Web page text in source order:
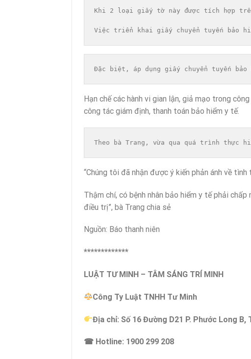
Khi 2 loại giấy tờ này được tích hợp trên
Việc triển khai giấy chuyển tuyến bảo
Đặc biệt, áp dụng giấy chuyển tuyến
Hạn chế các hành vi gian lận, giả mạo trong
công tác giám định, thanh toán bảo hiểm y tế.
Theo bà Trang, vừa qua quá trình thực
“Chúng tôi đã nhận được ý kiến phản ánh về tình
Thậm chí, có bệnh nhân bảo hiểm y tế phải
điều trị”, bà Trang chia sẻ
Nguồn: Báo thanh niên
*************
LUẬT TƯ MINH – TÂM SÁNG TRÍ MINH
Công Ty Luật TNHH Tư Minh
Địa chỉ: Số 16 Đường D21 P. Phước Long B,
☎ Hotline: 1900 299 208